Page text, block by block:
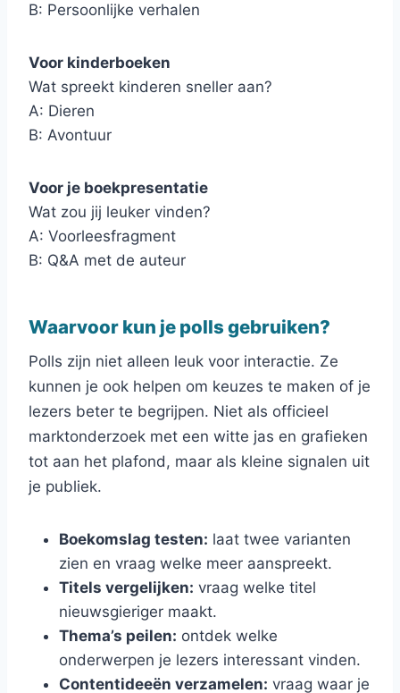
B: Persoonlijke verhalen
Voor kinderboeken
Wat spreekt kinderen sneller aan?
A: Dieren
B: Avontuur
Voor je boekpresentatie
Wat zou jij leuker vinden?
A: Voorleesfragment
B: Q&A met de auteur
Waarvoor kun je polls gebruiken?
Polls zijn niet alleen leuk voor interactie. Ze
kunnen je ook helpen om keuzes te maken of je
lezers beter te begrijpen. Niet als officieel
marktonderzoek met een witte jas en grafieken
tot aan het plafond, maar als kleine signalen uit
je publiek.
Boekomslag testen: laat twee varianten
zien en vraag welke meer aanspreekt.
Titels vergelijken: vraag welke titel
nieuwsgieriger maakt.
Thema’s peilen: ontdek welke
onderwerpen je lezers interessant vinden.
Contentideeën verzamelen: vraag waar je